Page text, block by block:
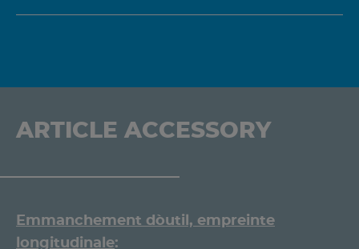
ARTICLE ACCESSORY
Emmanchement d`outil, empreinte
longitudinale